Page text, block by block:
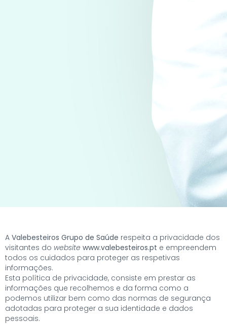
A Valebesteiros Grupo de Saúde respeita a privacidade dos
visitantes do website www.valebesteiros.pt e empreendem
todos os cuidados para proteger as respetivas
informações.
Esta política de privacidade, consiste em prestar as
informações que recolhemos e da forma como a
podemos utilizar bem como das normas de segurança
adotadas para proteger a sua identidade e dados
pessoais.